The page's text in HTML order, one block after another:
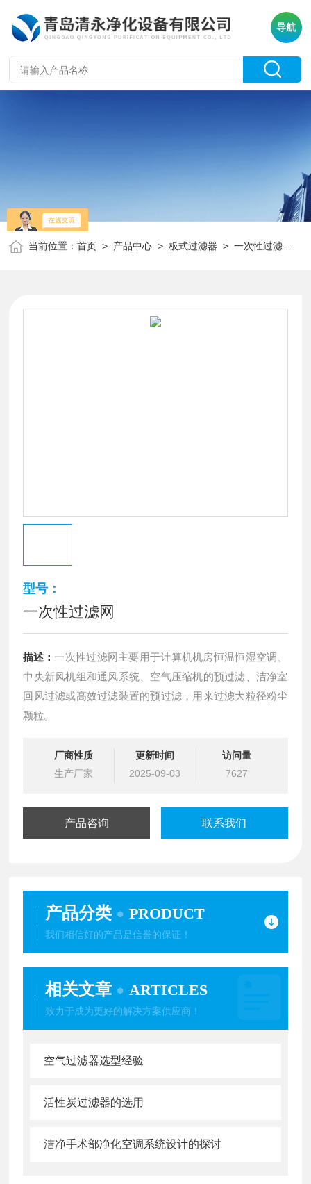
导航
当前位置：首页 > 产品中心 >板式过滤器 >一次性过滤器
型号：
一次性过滤网
描述：一次性过滤网主要用于计算机机房恒温恒湿空调、
中央新风机组和通风系统、空气压缩机的预过滤、洁净室
回风过滤或高效过滤装置的预过滤，用来过滤大粒径粉尘
颗粒。
厂商性质
生产厂家
更新时间
2025-09-03
访问量
7627
产品咨询 联系我们
产品分类 PRODUCT
我们相信好的产品是信誉的保证！
相关文章 ARTICLES
致力于成为更好的解决方案供应商！
空气过滤器选型经验
活性炭过滤器的选用
洁净手术部净化空调系统设计的探讨